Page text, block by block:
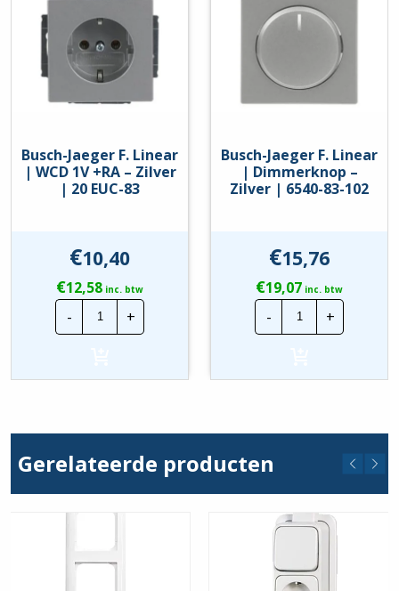
1803-
02-
83
hoeveelheid
83
hoeveelheid
Busch-Jaeger F. Linear
| WCD 1V +RA – Zilver
| 20 EUC-83
€10,40
€12,58 inc. btw
-
Busch-
Jaeger
F.
WCD
Zilver
20
EUC-
83
+
Busch-Jaeger F. Linear
| Dimmerknop –
Zilver | 6540-83-102
€15,76
€19,07 inc. btw
-
Busch-
Jaeger
F.
Dimmerknop
6540-
+
Gerelateerde producten